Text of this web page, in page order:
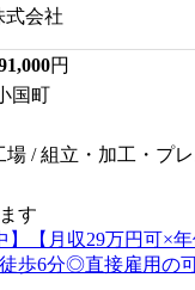
式会社
円
国町
場 / 組立・加工・プ
す